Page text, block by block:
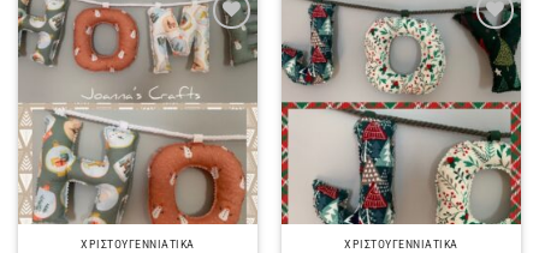
Πρόσθήκη
στην
λίστα
επιθυμιών
ΧΡΙΣΤΟΥΓΕΝΝΙΑΤΙΚΑ
Πρόσθήκη
στην
λίστα
επιθυμιών
ΧΡΙΣΤΟΥΓΕΝΝΙΑΤΙΚΑ